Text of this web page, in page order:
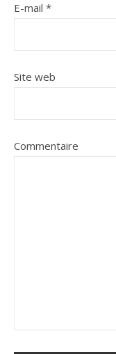
E-mail *
Site web
Commentaire